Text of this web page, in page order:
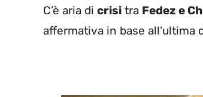
C’è aria di crisi tra Fedez e
affermativa in base